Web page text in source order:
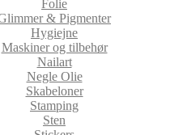
Folie
& Pigmenter
Hygiejne
Maskiner og tilbehør
Nailart
Negle Olie
Skabeloner
Stamping
Sten